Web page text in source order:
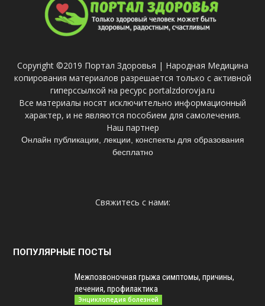
Copyright ©2019 Портал Здоровья | Народная Медицина
копирования материалов разрешается только с активной
гиперссылкой на ресурс portalzdorovja.ru
Все материалы носят исключительно информационный
характер, и не являются пособием для самолечения.
Наш партнер
Онлайн публикации, лекции, конспекты для образования
бесплатно
Свяжитесь с нами:
ПОПУЛЯРНЫЕ ПОСТЫ
Межпозвоночная грыжа симптомы, причины,
лечения, профилактика
Энциклопедия болезней